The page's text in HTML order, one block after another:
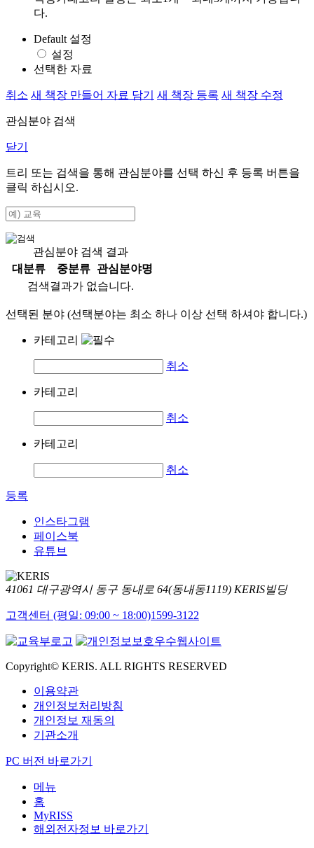
다.
Default 설정
설정
선택한 자료
취소 새 책장 만들어 자료 담기 새 책장 등록 새 책장 수정
관심분야 검색
닫기
트리 또는 검색을 통해 관심분야를 선택 하신 후 등록 버튼을
클릭 하십시오.
관심분야 검색 결과
대분류
중분류
관심분야명
검색결과가 없습니다.
선택된 분야 (선택분야는 최소 하나 이상 선택 하셔야 합니다.)
카테고리
취소
카테고리
취소
카테고리
취소
등록
인스타그램
페이스북
유튜브
41061 대구광역시 동구 동내로 64(동내동1119) KERIS빌딩
고객센터 (평일: 09:00 ~ 18:00)1599-3122
Copyright© KERIS. ALL RIGHTS RESERVED
이용약관
개인정보처리방침
개인정보 재동의
기관소개
PC 버전 바로가기
메뉴
홈
MyRISS
해외전자정보 바로가기